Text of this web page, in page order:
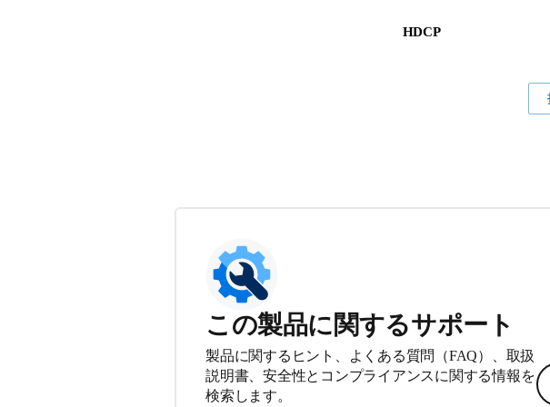
HDCP
この製品に関するサポート
製品に関するヒント、よくある質問（FAQ）、取扱
説明書、安全性とコンプライアンスに関する情報を
検索します。